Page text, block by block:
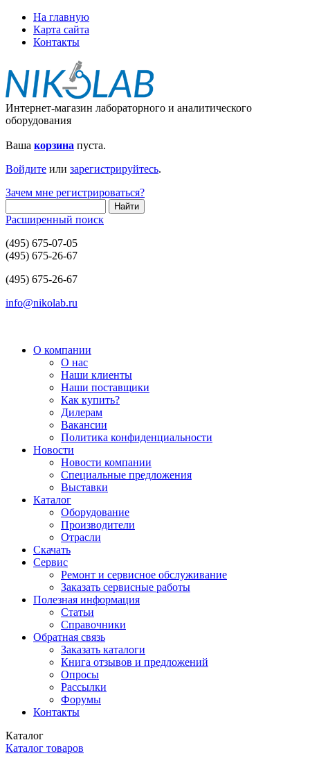
На главную
Карта сайта
Контакты
Интернет-магазин лабораторного и аналитического
оборудования
Ваша корзина пуста.
Войдите или зарегистрируйтесь.
Зачем мне регистрироваться?
Расширенный поиск
(495) 675-07-05
(495) 675-26-67
(495) 675-26-67
info@nikolab.ru
О компании
О нас
Наши клиенты
Наши поставщики
Как купить?
Дилерам
Вакансии
Политика конфиденциальности
Новости
Новости компании
Специальные предложения
Выставки
Каталог
Оборудование
Производители
Отрасли
Скачать
Сервис
Ремонт и сервисное обслуживание
Заказать сервисные работы
Полезная информация
Статьи
Справочники
Обратная связь
Заказать каталоги
Книга отзывов и предложений
Опросы
Рассылки
Форумы
Контакты
Каталог
Каталог товаров